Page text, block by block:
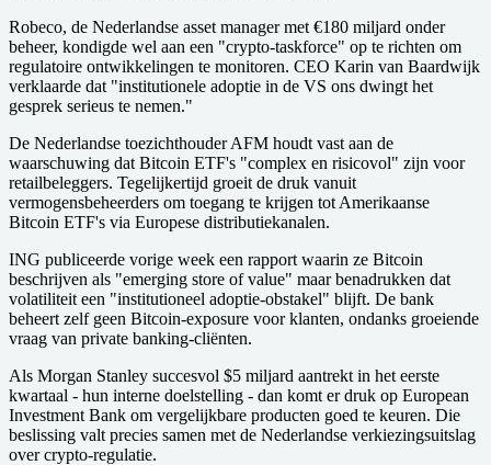
Robeco, de Nederlandse asset manager met €180 miljard onder
beheer, kondigde wel aan een "crypto-taskforce" op te richten om
regulatoire ontwikkelingen te monitoren. CEO Karin van Baardwijk
verklaarde dat "institutionele adoptie in de VS ons dwingt het
gesprek serieus te nemen."
De Nederlandse toezichthouder AFM houdt vast aan de
waarschuwing dat Bitcoin ETF's "complex en risicovol" zijn voor
retailbeleggers. Tegelijkertijd groeit de druk vanuit
vermogensbeheerders om toegang te krijgen tot Amerikaanse
Bitcoin ETF's via Europese distributiekanalen.
ING publiceerde vorige week een rapport waarin ze Bitcoin
beschrijven als "emerging store of value" maar benadrukken dat
volatiliteit een "institutioneel adoptie-obstakel" blijft. De bank
beheert zelf geen Bitcoin-exposure voor klanten, ondanks groeiende
vraag van private banking-cliënten.
Als Morgan Stanley succesvol $5 miljard aantrekt in het eerste
kwartaal - hun interne doelstelling - dan komt er druk op European
Investment Bank om vergelijkbare producten goed te keuren. Die
beslissing valt precies samen met de Nederlandse verkiezingsuitslag
over crypto-regulatie.